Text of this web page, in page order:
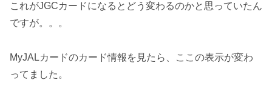
これがJGCカードになるとどう変わるのかと思っていたん
ですが。。。
MyJALカードのカード情報を見たら、ここの表示が変わ
ってました。